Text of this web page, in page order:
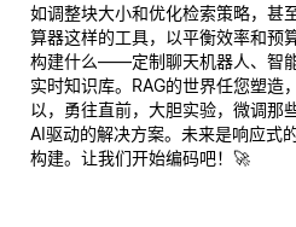
如调整块大小和优化检索策略，甚
算器这样的工具，以平衡效率和预
构建什么——定制聊天机器人、智
实时知识库。RAG的世界任您塑造
以，勇往直前，大胆实验，微调那
AI驱动的解决方案。未来是响应式
构建。让我们开始编码吧！🚀